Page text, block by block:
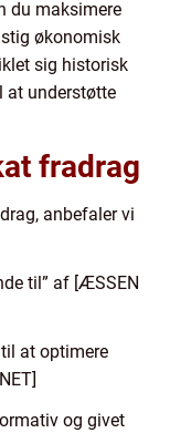
du maksimere
økonomisk
sig historisk
at understøtte
fradrag
anbefaler vi
til” af [ÆSSEN
at optimere
og givet